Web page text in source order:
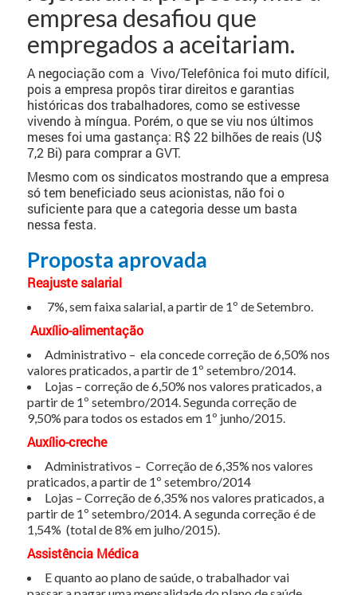
empresa desafiou que
empregados a aceitariam.
A negociação com a Vivo/Telefônica foi muto difícil,
pois a empresa propôs tirar direitos e garantias
históricas dos trabalhadores, como se estivesse
vivendo à míngua. Porém, o que se viu nos últimos
meses foi uma gastança: R$ 22 bilhões de reais (U$
7,2 Bi) para comprar a GVT.
Mesmo com os sindicatos mostrando que a empresa
só tem beneficiado seus acionistas, não foi o
suficiente para que a categoria desse um basta
nessa festa.
Proposta aprovada
Reajuste salarial
7%, sem faixa salarial, a partir de 1º de Setembro.
Auxílio-alimentação
Administrativo – ela concede correção de 6,50% nos
valores praticados, a partir de 1º setembro/2014.
Lojas – correção de 6,50% nos valores praticados, a
partir de 1º setembro/2014. Segunda correção de
9,50% para todos os estados em 1º junho/2015.
Auxílio-creche
Administrativos – Correção de 6,35% nos valores
praticados, a partir de 1º setembro/2014
Lojas – Correção de 6,35% nos valores praticados, a
partir de 1º setembro/2014. A segunda correção é de
1,54% (total de 8% em julho/2015).
Assistência Médica
E quanto ao plano de saúde, o trabalhador vai